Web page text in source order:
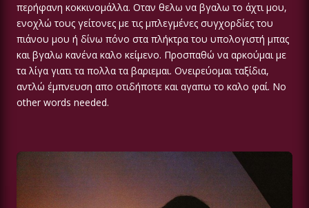
περήφανη κοκκινομάλλα. Οταν θελω να βγαλω το άχτι μου,
ενοχλώ τους γείτονες με τις μπλεγμένες συγχορδίες του
πιάνου μου ή δίνω πόνο στα πλήκτρα του υπολογιστή μπας
και βγαλω κανένα καλο κείμενο. Προσπαθώ να αρκούμαι με
τα λίγα γιατι τα πολλα τα βαριεμαι. Ονειρεύομαι ταξίδια,
αντλώ έμπνευση απο οτιδήποτε και αγαπω το καλο φαί. No
other words needed.